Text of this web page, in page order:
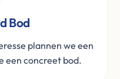
Bod
plannen we een
een concreet bod.